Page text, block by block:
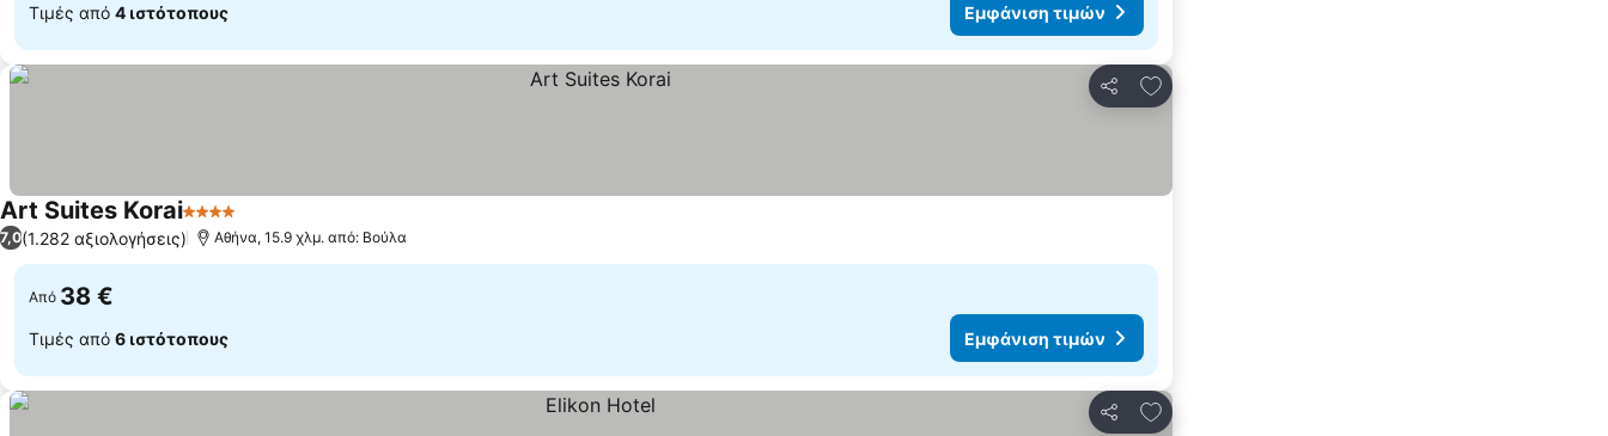
Τιμές από 4 ιστότοπους Εμφάνιση τιμών
Κοινοποίηση
Προσθήκη στα αγαπημένα
Art Suites Korai4 Αστέρια
7,0(1.282 αξιολογήσεις) Αθήνα, 15.9 χλμ. από: Βούλα
Από 38 €
Τιμές από 6 ιστότοπους Εμφάνιση τιμών
Κοινοποίηση
Προσθήκη στα αγαπημένα